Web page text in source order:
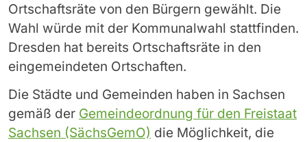
Ortschaftsräte von den Bürgern gewählt. Die
Wahl würde mit der Kommunalwahl stattfinden.
Dresden hat bereits Ortschaftsräte in den
eingemeindeten Ortschaften.
Die Städte und Gemeinden haben in Sachsen
gemäß der Gemeindeordnung für den Freistaat
Sachsen (SächsGemO) die Möglichkeit, die